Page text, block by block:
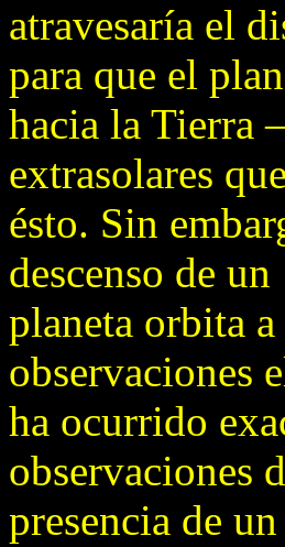
atravesaría el
para que el
hacia la Tierra
extrasolares
ésto. Sin
descenso de
planeta orbita
observaciones
ha ocurrido
observaciones
presencia de